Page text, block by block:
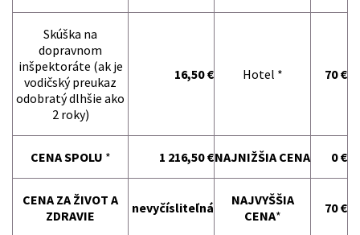
Skúška na
dopravnom
inšpektoráte (ak je
vodičský preukaz
odobratý dlhšie ako
2 roky)
16,50 € Hotel * 70 €
CENA SPOLU * 1 216,50 €NAJNIŽŠIA CENA 0 €
CENA ZA ŽIVOT A
ZDRAVIE
nevyčísliteľná
NAJVYŠŠIA
CENA* 70 €